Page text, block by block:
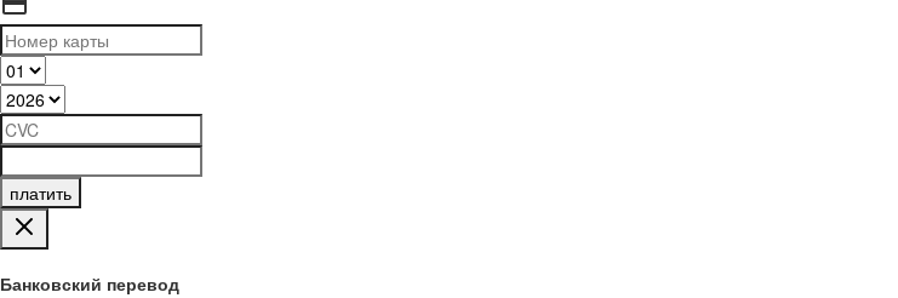
платить
Банковский перевод